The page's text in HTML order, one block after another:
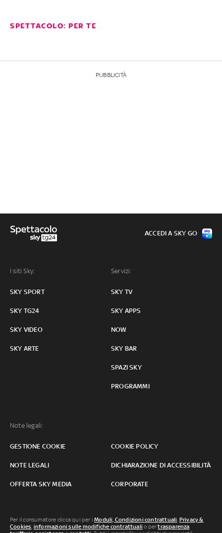
SPETTACOLO: PER TE
PUBBLICITÀ
I siti Sky:
SKY SPORT
SKY TG24
SKY VIDEO
SKY ARTE
Servizi:
SKY TV
SKY APPS
NOW
SKY BAR
SPAZI SKY
PROGRAMMI
Note legali:
GESTIONE COOKIE COOKIE POLICY
NOTE LEGALI DICHIARAZIONE DI ACCESSIBILITÀ
OFFERTA SKY MEDIA CORPORATE
ACCEDI A SKY GO
Per il consumatore clicca qui per iModuli, Condizioni contrattuali Privacy &
Cookies informazioni sulle modifiche contrattuali o pertrasparenza